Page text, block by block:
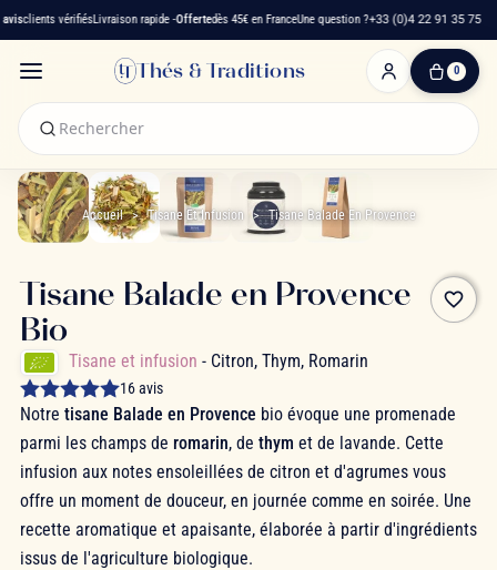
clients vérifiésLivraison rapide -Offertedès 45€ en FranceUne question ?+33 (0)4 22 91 35 75
Thés & Traditions 0
0
panier
Accueil Tisane Et Infusion Tisane Balade En Provence
favorite_border
Tisane Balade en Provence
Bio
Tisane et infusion - Citron, Thym, Romarin
16 avis
Notre tisane Balade en Provence bio évoque une promenade
parmi les champs de romarin, de thym et de lavande. Cette
infusion aux notes ensoleillées de citron et d'agrumes vous
offre un moment de douceur, en journée comme en soirée. Une
recette aromatique et apaisante, élaborée à partir d'ingrédients
issus de l'agriculture biologique.